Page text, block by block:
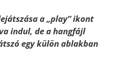
a „play” ikont
indul, de a hangfájl
egy külön ablakban